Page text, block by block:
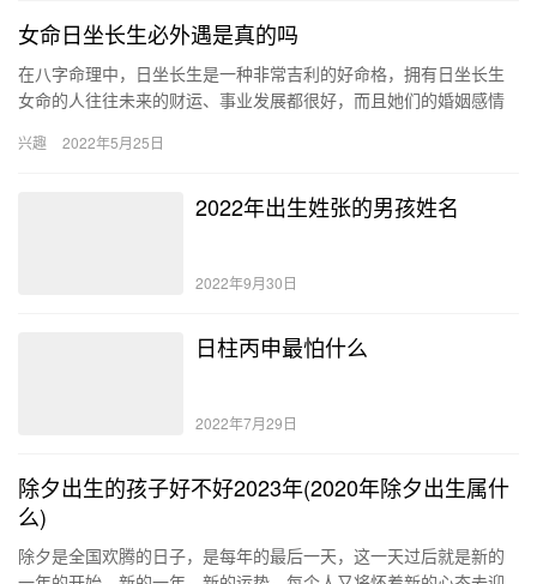
女命日坐长生必外遇是真的吗
在八字命理中，日坐长生是一种非常吉利的好命格，拥有日坐长生
女命的人往往未来的财运、事业发展都很好，而且她们的婚姻感情
生是…
兴趣 2022年5月25日
2022年出生姓张的男孩姓名
2022年9月30日
日柱丙申最怕什么
2022年7月29日
除夕出生的孩子好不好2023年(2020年除夕出生属什
么)
除夕是全国欢腾的日子，是每年的最后一天，这一天过后就是新的